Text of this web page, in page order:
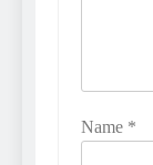
Name *